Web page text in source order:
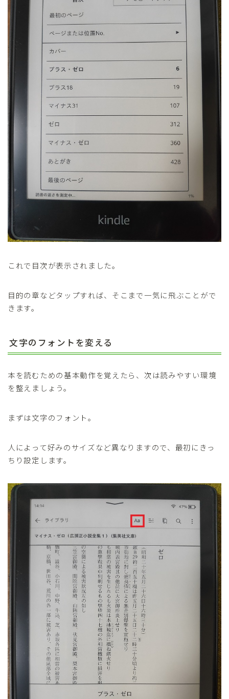
これで目次が表示されました。
目的の章などタップすれば、そこまで一気に飛ぶことがで
きます。
文字のフォントを変える
本を読むための基本動作を覚えたら、次は読みやすい環境
を整えましょう。
まずは文字のフォント。
人によって好みのサイズなど異なりますので、最初にきっ
ちり設定します。